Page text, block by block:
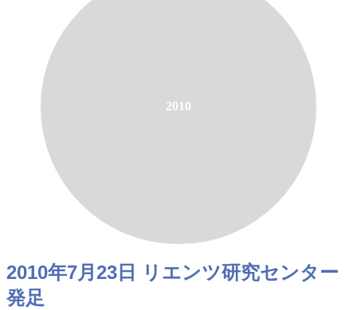
2010
2010年7月23日 リエンツ研究センター
発足